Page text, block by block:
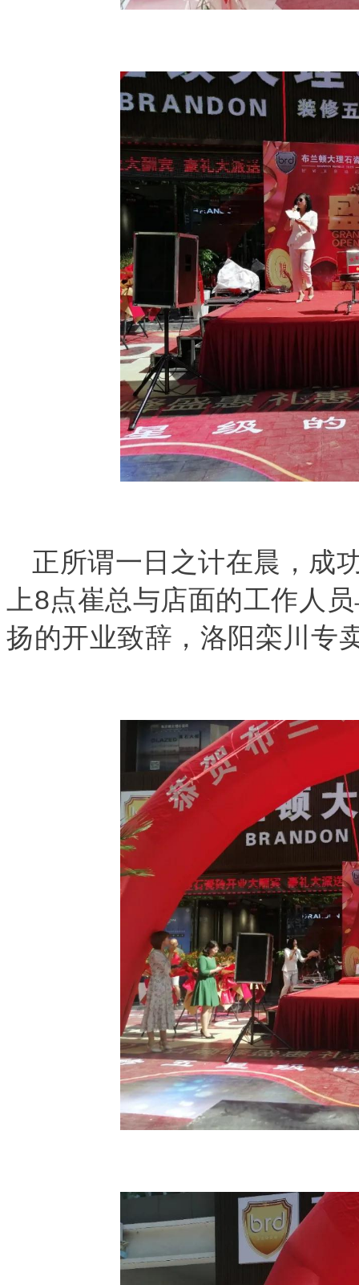
正所谓一日之计在晨，成
上8点崔总与店面的工作人
扬的开业致辞，洛阳栾川专